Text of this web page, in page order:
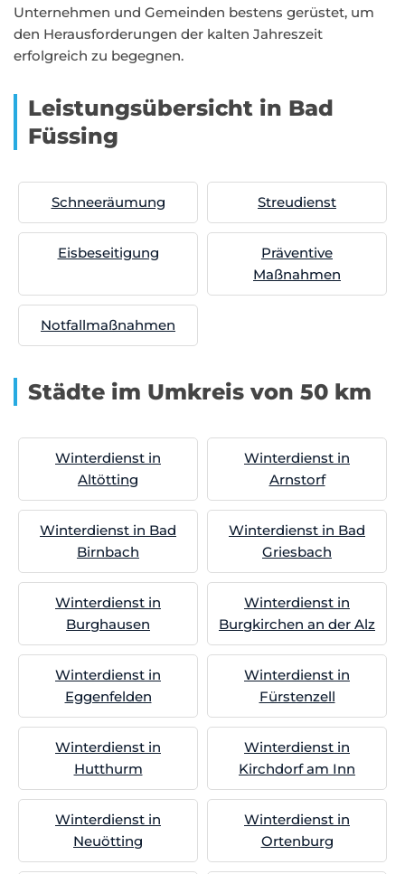
Unternehmen und Gemeinden bestens gerüstet, um
den Herausforderungen der kalten Jahreszeit
erfolgreich zu begegnen.
Leistungsübersicht in Bad
Füssing
Schneeräumung Streudienst
Eisbeseitigung
Präventive
Maßnahmen
Notfallmaßnahmen
Städte im Umkreis von 50 km
Winterdienst in
Altötting
Winterdienst in
Arnstorf
Winterdienst in Bad
Birnbach
Winterdienst in Bad
Griesbach
Winterdienst in
Burghausen
Winterdienst in
Burgkirchen an der Alz
Winterdienst in
Eggenfelden
Winterdienst in
Fürstenzell
Winterdienst in
Hutthurm
Winterdienst in
Kirchdorf am Inn
Winterdienst in
Neuötting
Winterdienst in
Ortenburg